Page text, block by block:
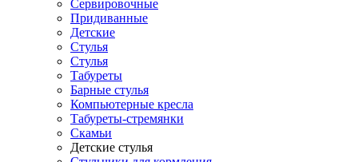
Сервировочные
Придиванные
Детские
Стулья
Стулья
Табуреты
Барные стулья
Компьютерные кресла
Табуреты-стремянки
Скамьи
Детские стулья